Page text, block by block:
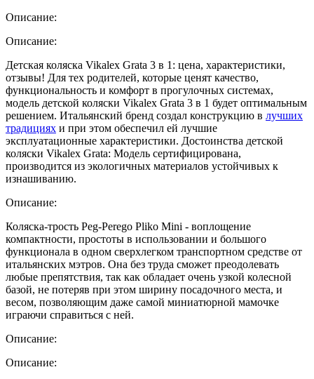
Описание:
Описание:
Детская коляска Vikalex Grata 3 в 1: цена, характеристики,
отзывы! Для тех родителей, которые ценят качество,
функциональность и комфорт в прогулочных системах,
модель детской коляски Vikalex Grata 3 в 1 будет оптимальным
решением. Итальянский бренд создал конструкцию в лучших
традициях и при этом обеспечил ей лучшие
эксплуатационные характеристики. Достоинства детской
коляски Vikalex Grata: Модель сертифицирована,
производится из экологичных материалов устойчивых к
изнашиванию.
Описание:
Коляска-трость Peg-Perego Pliko Mini - воплощение
компактности, простоты в использовании и большого
функционала в одном сверхлегком транспортном средстве от
итальянских мэтров. Она без труда сможет преодолевать
любые препятствия, так как обладает очень узкой колесной
базой, не потеряв при этом ширину посадочного места, и
весом, позволяющим даже самой миниатюрной мамочке
играючи справиться с ней.
Описание:
Описание: